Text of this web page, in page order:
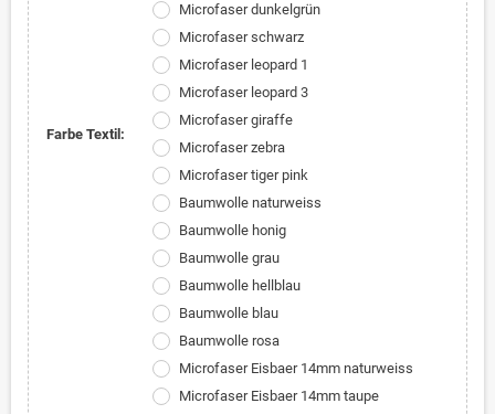
Farbe Textil:
Microfaser dunkelgrün
Microfaser schwarz
Microfaser leopard 1
Microfaser leopard 3
Microfaser giraffe
Microfaser zebra
Microfaser tiger pink
Baumwolle naturweiss
Baumwolle honig
Baumwolle grau
Baumwolle hellblau
Baumwolle blau
Baumwolle rosa
Microfaser Eisbaer 14mm naturweiss
Microfaser Eisbaer 14mm taupe